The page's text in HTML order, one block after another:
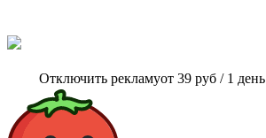
Отключить рекламуот 39 руб / 1 день